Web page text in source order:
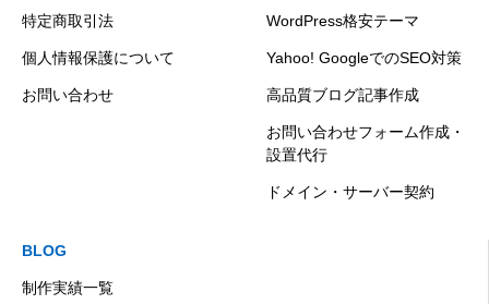
特定商取引法
個人情報保護について
お問い合わせ
WordPress格安テーマ
Yahoo! GoogleでのSEO対策
高品質ブログ記事作成
お問い合わせフォーム作成・
設置代行
ドメイン・サーバー契約
BLOG
制作実績一覧